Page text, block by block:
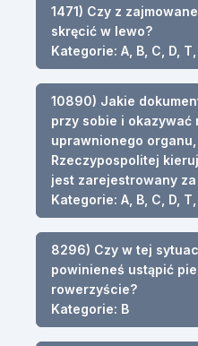
1471) Czy z
skręcić w lewo?
Kategorie: A, B, C, D, T,
10890) Jakie
przy sobie i okazywać
uprawnionego
Rzeczypospolitej
jest zarejestrowany
Kategorie: A, B, C, D, T,
8296) Czy w tej
powinieneś ustąpić
rowerzyście?
Kategorie: B